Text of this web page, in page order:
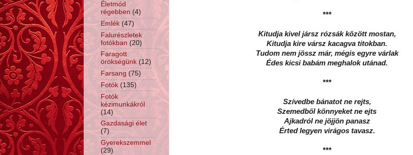
***
Kitudja kivel jársz rózsák között mostan,
Kitudja kire vársz kacagva titokban.
Tudom nem jössz már, mégis egyre várlak
Édes kicsi babám meghalok utánad.
***
Szívedbe bánatot ne rejts,
Szemedből könnyeket ne ejts
Ajkadról ne jöjjön panasz
Érted legyen virágos tavasz.
***
Életmód
régebben (4)
Emlék (47)
Falurészletek
fotókban (20)
Faragott
örökségünk (12)
Farsang (75)
Fotók (135)
Fotók
kézimunkákról
(14)
Gazdasági élet
(7)
Gyerekszemmel
(29)